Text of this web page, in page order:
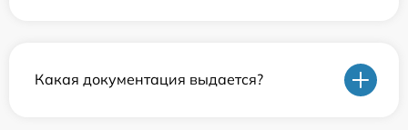
Какая документация выдается?